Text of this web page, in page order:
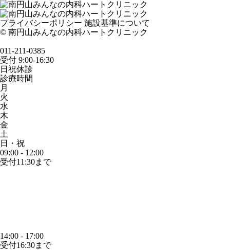
プライバシーポリシー 施設基準について
© 南円山みんなの内科ハートクリニック
011-211-0385
受付 9:00-16:30
日祝休診
診療時間
月
火
水
木
金
土
日・祝
09:00 - 12:00
受付11:30まで
14:00 - 17:00
受付16:30まで